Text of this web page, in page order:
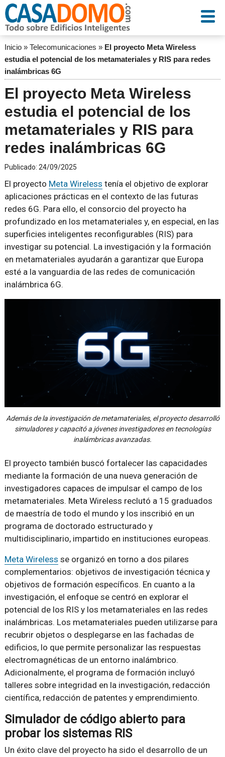
Inicio» Telecomunicaciones » El proyecto Meta Wireless
estudia el potencial de los metamateriales y RIS para redes
inalámbricas 6G
El proyecto Meta Wireless
estudia el potencial de los
metamateriales y RIS para
redes inalámbricas 6G
Publicado: 24/09/2025
El proyecto Meta Wireless tenía el objetivo de explorar
aplicaciones prácticas en el contexto de las futuras
redes 6G. Para ello, el consorcio del proyecto ha
profundizado en los metamateriales y, en especial, en las
superficies inteligentes reconfigurables (RIS) para
investigar su potencial. La investigación y la formación
en metamateriales ayudarán a garantizar que Europa
esté a la vanguardia de las redes de comunicación
inalámbrica 6G.
Además de la investigación de metamateriales, el proyecto desarrolló
simuladores y capacitó a jóvenes investigadores en tecnologías
inalámbricas avanzadas.
El proyecto también buscó fortalecer las capacidades
mediante la formación de una nueva generación de
investigadores capaces de impulsar el campo de los
metamateriales. Meta Wireless reclutó a 15 graduados
de maestría de todo el mundo y los inscribió en un
programa de doctorado estructurado y
multidisciplinario, impartido en instituciones europeas.
Meta Wireless se organizó en torno a dos pilares
complementarios: objetivos de investigación técnica y
objetivos de formación específicos. En cuanto a la
investigación, el enfoque se centró en explorar el
potencial de los RIS y los metamateriales en las redes
inalámbricas. Los metamateriales pueden utilizarse para
recubrir objetos o desplegarse en las fachadas de
edificios, lo que permite personalizar las respuestas
electromagnéticas de un entorno inalámbrico.
Adicionalmente, el programa de formación incluyó
talleres sobre integridad en la investigación, redacción
científica, redacción de patentes y emprendimiento.
Simulador de código abierto para
probar los sistemas RIS
Un éxito clave del proyecto ha sido el desarrollo de un